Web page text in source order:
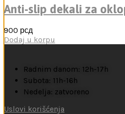
Anti-slip dekali za
900 рсд
Dodaj u korpu
Radnim danom: 12h-17h
Subota: 11h-16h
Nedelja: zatvoreno
Uslovi korišćenja